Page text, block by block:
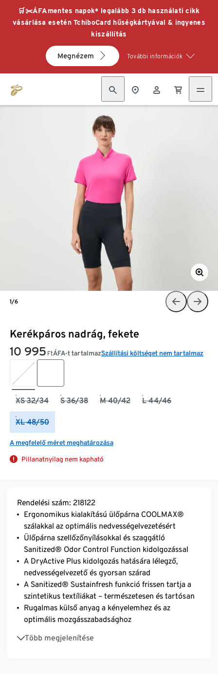
🛒✂️ÁFAmentes napok* legalább 3 db használati cikk
vásárlása esetén TchiboCard hűségkártyával & ingyenes
kiszállítás
Megnézem További információk
Kerékpáros nadrág, fekete
10 995 FtÁFA-t tartalmazSzállítási költséget nem tartalmaz
XS 32/34 S 36/38 M 40/42 L 44/46
XL 48/50
A megfelelő méret meghatározása
Pillanatnyilag nem kapható
1/6
Rendelési szám: 218122
Ergonomikus kialakítású ülőpárna COOLMAX®
szálakkal az optimális nedvességelvezetésért
Ülőpárna szellőzőnyílásokkal és szaggátló
Sanitized® Odor Control Function kidolgozással
A DryActive Plus kidolgozás hatására lélegző,
nedvességelvezető és gyorsan szárad
A Sanitized® Sustainfresh funkció frissen tartja a
szintetikus textíliákat – természetesen és tartósan
Rugalmas külső anyag a kényelemhez és az
optimális mozgásszabadsághoz
Több megjelenítése
Ergonomikus szabásvonal széles, kényelmes
derékpánttal és nadrágszárvéggel